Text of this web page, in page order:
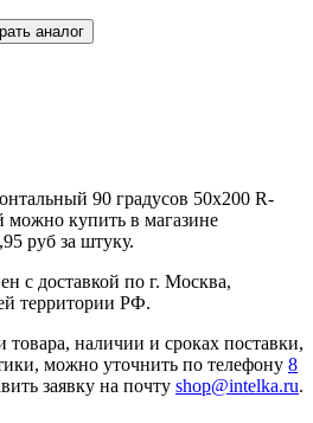
аналог
90 градусов 50х200 R-
можно купить в магазине
руб за штуку.
с доставкой по г. Москва,
территории РФ.
наличии и сроках поставки,
можно уточнить по телефону 8
заявку на почту shop@intelka.ru.